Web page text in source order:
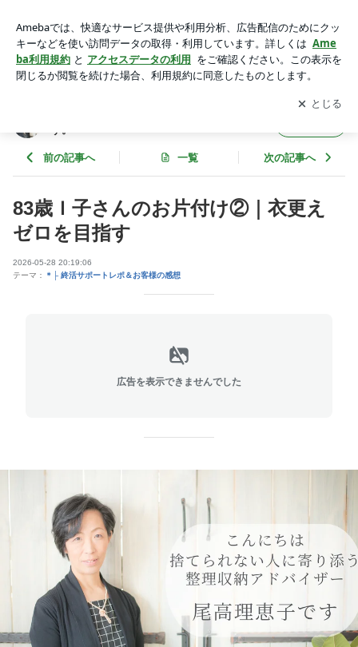
い人の『片付けスイッチ』押します。
アプリをダウンロードして ブログの更新通知
を受け取りまし
ょう。
開く
す。
前の記事へ 一覧 次の記事へ
83歳Ｉ子さんのお片付け②｜衣更え
ゼロを目指す
2026-05-28 20:19:06
テーマ：
＊├ 終活サポートレポ＆お客様の感想
広告を表示できませんでした